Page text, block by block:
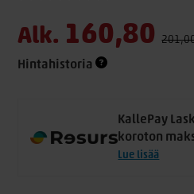
Alk. 160,80
Hintahistoria
KallePay
koroton
Lue lisää